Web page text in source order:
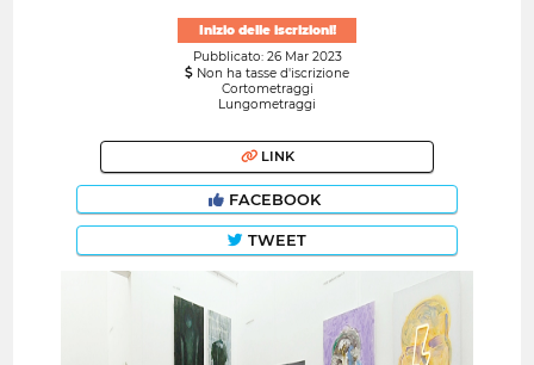
Inizio delle iscrizioni!
Pubblicato: 26 Mar 2023
Non ha tasse d'iscrizione
Cortometraggi
Lungometraggi
LINK
FACEBOOK
TWEET